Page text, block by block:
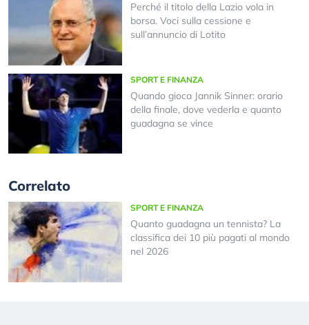
Perché il titolo della Lazio vola in
borsa. Voci sulla cessione e
sull’annuncio di Lotito
SPORT E FINANZA
Quando gioca Jannik Sinner: orario
della finale, dove vederla e quanto
guadagna se vince
Correlato
SPORT E FINANZA
Quanto guadagna un tennista? La
classifica dei 10 più pagati al mondo
nel 2026